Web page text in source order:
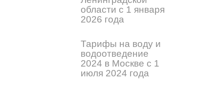
области с 1 января
2026 года
Тарифы на воду и
водоотведение
2024 в Москве с 1
июля 2024 года